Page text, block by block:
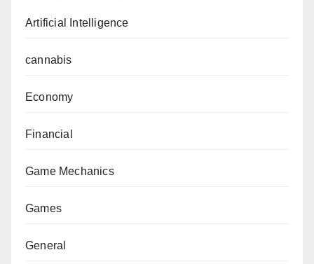
Artificial Intelligence
cannabis
Economy
Financial
Game Mechanics
Games
General